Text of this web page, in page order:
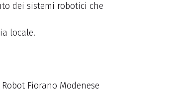
dei sistemi robotici che
locale.